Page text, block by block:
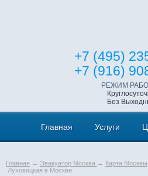
+7 (495)
+7 (916)
РЕЖИМ
Без
Главная Услуги
Главная → Эвакуатор Москва → Карта Москвы
Луховицкая в Москве